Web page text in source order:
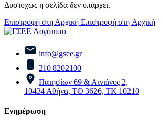
Δυστυχώς η σελίδα δεν υπάρχει.
Επιστροφή στη Αρχική Επιστροφή στη Αρχική
info@gsee.gr
210 8202100
Πατησίων 69 & Αινιάνος 2,
10434 Αθήνα, ΤΘ 3626, ΤΚ 10210
Ενημέρωση